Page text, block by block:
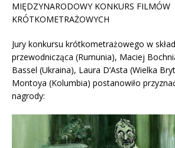
MIĘDZYNARODOWY KONKURS FILMÓW
KRÓTKOMETRAŻOWYCH
Jury konkursu krótkometrażowego w
przewodnicząca (Rumunia), Maciej
Bassel (Ukraina), Laura D’Asta (Wielka
Montoya (Kolumbia) postanowiło
nagrody: